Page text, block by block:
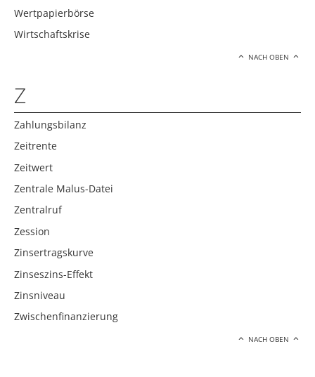
Wertpapierbörse
Wirtschaftskrise
NACH OBEN
Z
Zahlungsbilanz
Zeitrente
Zeitwert
Zentrale Malus-Datei
Zentralruf
Zession
Zinsertragskurve
Zinseszins-Effekt
Zinsniveau
Zwischenfinanzierung
NACH OBEN